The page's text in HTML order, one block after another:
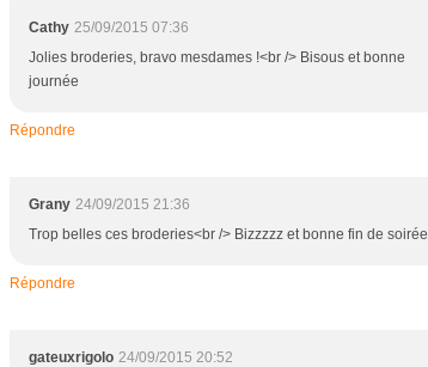
Cathy 25/09/2015 07:36
Jolies broderies, bravo mesdames !<br /> Bisous et bonne
journée
Répondre
Grany 24/09/2015 21:36
Trop belles ces broderies<br /> Bizzzzz et bonne fin de soirée
Répondre
gateuxrigolo 24/09/2015 20:52